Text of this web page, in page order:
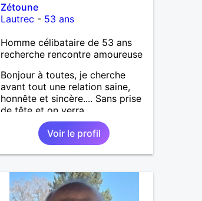
Zétoune
Lautrec - 53 ans
Homme célibataire de 53 ans
recherche rencontre amoureuse
Bonjour à toutes, je cherche
avant tout une relation saine,
honnête et sincère.... Sans prise
de tête et on verra
Voir le profil